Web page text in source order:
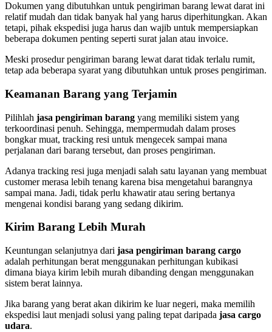
Dokumen yang dibutuhkan untuk pengiriman barang lewat darat ini
relatif mudah dan tidak banyak hal yang harus diperhitungkan. Akan
tetapi, pihak ekspedisi juga harus dan wajib untuk mempersiapkan
beberapa dokumen penting seperti surat jalan atau invoice.
Meski prosedur pengiriman barang lewat darat tidak terlalu rumit,
tetap ada beberapa syarat yang dibutuhkan untuk proses pengiriman.
Keamanan Barang yang Terjamin
Pilihlah jasa pengiriman barang yang memiliki sistem yang
terkoordinasi penuh. Sehingga, mempermudah dalam proses
bongkar muat, tracking resi untuk mengecek sampai mana
perjalanan dari barang tersebut, dan proses pengiriman.
Adanya tracking resi juga menjadi salah satu layanan yang membuat
customer merasa lebih tenang karena bisa mengetahui barangnya
sampai mana. Jadi, tidak perlu khawatir atau sering bertanya
mengenai kondisi barang yang sedang dikirim.
Kirim Barang Lebih Murah
Keuntungan selanjutnya dari jasa pengiriman barang cargo
adalah perhitungan berat menggunakan perhitungan kubikasi
dimana biaya kirim lebih murah dibanding dengan menggunakan
sistem berat lainnya.
Jika barang yang berat akan dikirim ke luar negeri, maka memilih
ekspedisi laut menjadi solusi yang paling tepat daripada jasa cargo
udara.